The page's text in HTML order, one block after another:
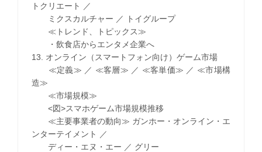
トクリエート ／
ミクスカルチャー ／ トイグループ
≪トレンド、トピックス≫
・飲食店からエンタメ企業へ
13. オンライン（スマートフォン向け）ゲーム市場
≪定義≫ ／ ≪客層≫ ／ ≪客単価≫ ／ ≪市場構
造≫
≪市場規模≫
<図>スマホゲーム市場規模推移
≪主要事業者の動向≫ ガンホー・オンライン・エ
ンターテイメント ／
ディー・エヌ・エー ／ グリー